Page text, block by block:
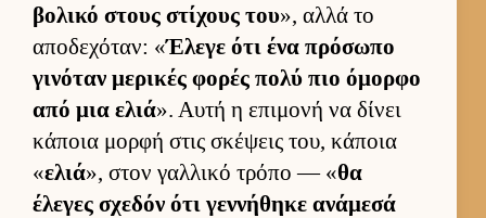
βολικό στους στίχους του», αλλά το
αποδεχόταν: «Έλεγε ότι ένα πρόσωπο
γινόταν μερικές φορές πολύ πιο όμορφο
από μια ελιά». Αυτή η επιμονή να δίνει
κάποια μορφή στις σκέψεις του, κάποια
«ελιά», στον γαλ­λικό τρόπο — «θα
έλεγες σχεδόν ότι γεν­νήθηκε ανάμεσά